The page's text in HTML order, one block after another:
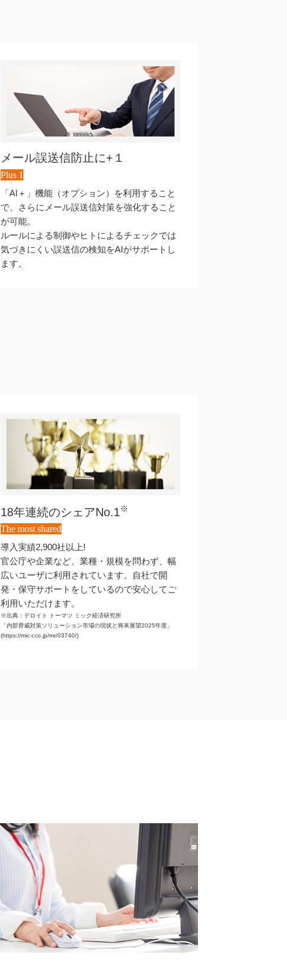
メール誤送信防止に+１
Plus 1
「AI＋」機能（オプション）を利用すること
で、さらにメール誤送信対策を強化すること
が可能。
ルールによる制御やヒトによるチェックでは
気づきにくい誤送信の検知をAIがサポートし
ます。
18年連続のシェアNo.1 ※
The most shared
導入実績2,900社以上!
官公庁や企業など、業種・規模を問わず、幅
広いユーザに利用されています。自社で開
発・保守サポートをしているので安心してご
利用いただけます。
※出典：デロイト トーマツ ミック経済研究所
「内部脅威対策ソリューション市場の現状と将来展望2025年度」
(https://mic-r.co.jp/mr/03740/)